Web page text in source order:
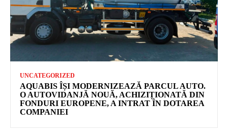
UNCATEGORIZED
AQUABIS ÎȘI MODERNIZEAZĂ PARCUL AUTO.
O AUTOVIDANJĂ NOUĂ, ACHIZIȚIONATĂ DIN
FONDURI EUROPENE, A INTRAT ÎN DOTAREA
COMPANIEI